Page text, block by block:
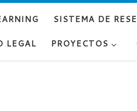
SISTEMA DE
LEGAL PROYECTOS